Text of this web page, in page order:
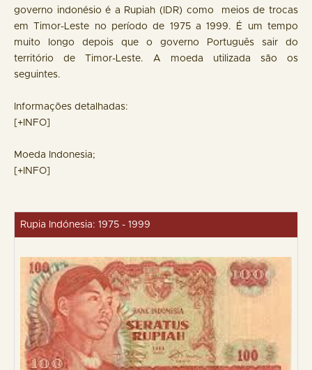
governo indonésio é a Rupiah (IDR) como meios de trocas
em Timor-Leste no período de 1975 a 1999. É um tempo
muito longo depois que o governo Português sair do
território de Timor-Leste. A moeda utilizada são os
seguintes.
Informações detalhadas:
[+INFO]
Moeda Indonesia;
[+INFO]
Rupia Indónesia: 1975 - 1999